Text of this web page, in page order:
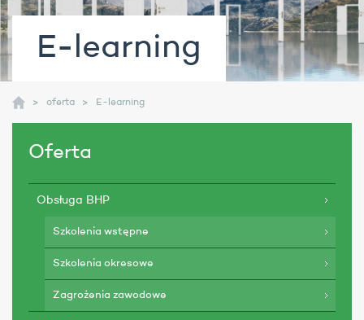
E-learning
oferta E-learning
Oferta
Obsługa BHP
Szkolenia wstępne
Szkolenia okresowe
Zagrożenia zawodowe